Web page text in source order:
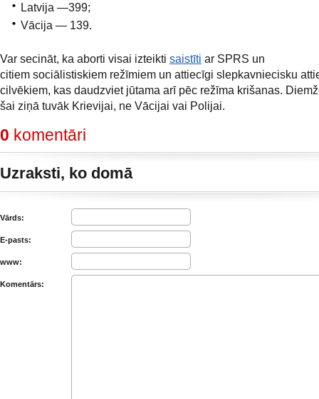
Latvija —399;
Vācija — 139.
Var secināt, ka aborti visai izteikti saistīti ar SPRS un
citiem sociālistiskiem režīmiem un attiecīgi slepkavniecisku
cilvēkiem, kas daudzviet jūtama arī pēc režīma krišanas.
šai ziņā tuvāk Krievijai, ne Vācijai vai Polijai.
0 komentāri
Uzraksti, ko domā
Vārds:
E-pasts:
www:
Komentārs: